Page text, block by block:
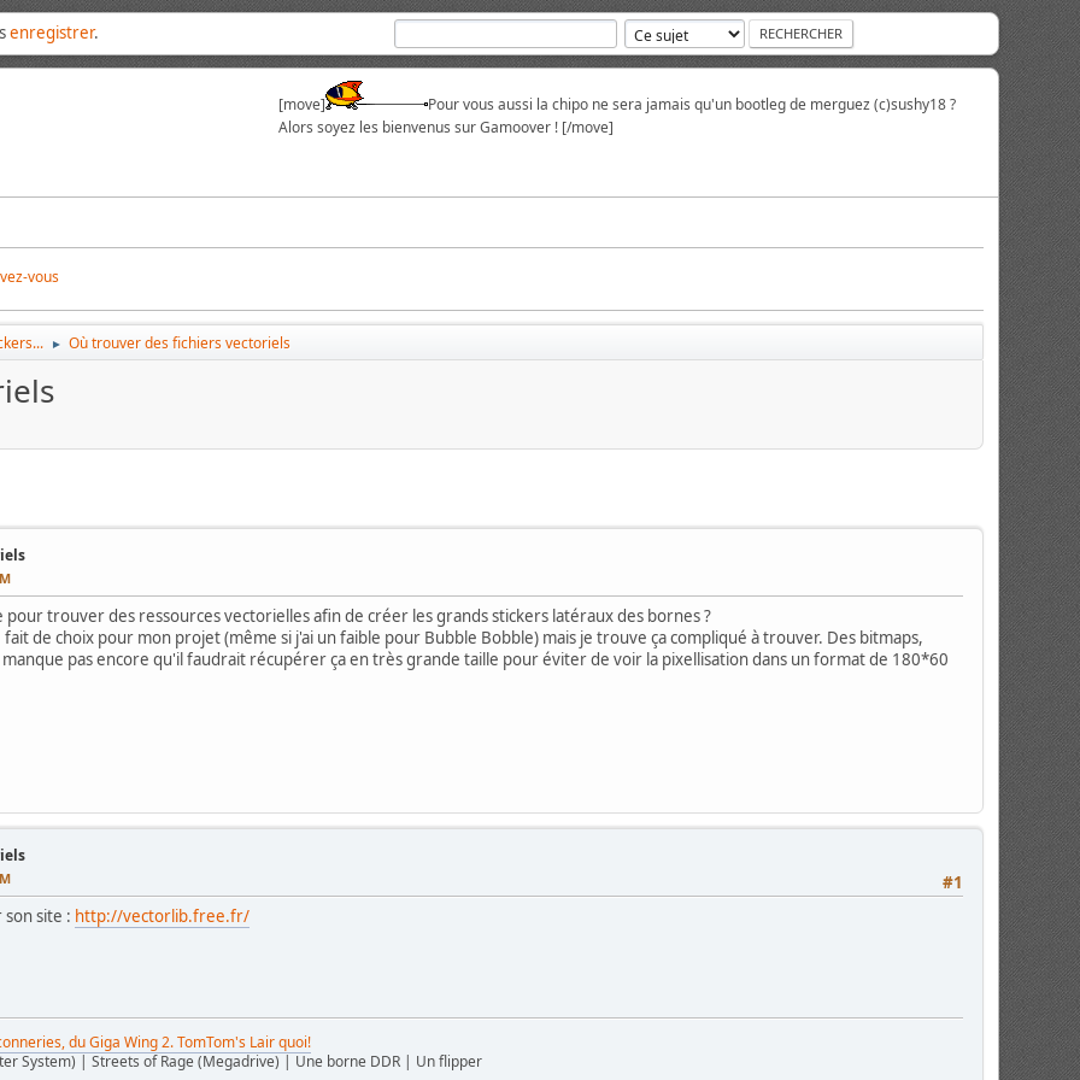
enregistrer.
[move]
Pour vous aussi la chipo ne sera jamais qu'un bootleg de merguez (c)sushy18 ?
Alors soyez les bienvenus sur Gamoover ! [/move]
vous
► Où trouver des fichiers vectoriels
pour trouver des ressources vectorielles afin de créer les grands stickers latéraux des bornes ?
fait de choix pour mon projet (même si j'ai un faible pour Bubble Bobble) mais je trouve ça compliqué à trouver. Des bitmaps,
pas encore qu'il faudrait récupérer ça en très grande taille pour éviter de voir la pixellisation dans un format de 180*60
#1
son site : http://vectorlib.free.fr/
du Giga Wing 2. TomTom's Lair quoi!
System) | Streets of Rage (Megadrive) | Une borne DDR | Un flipper